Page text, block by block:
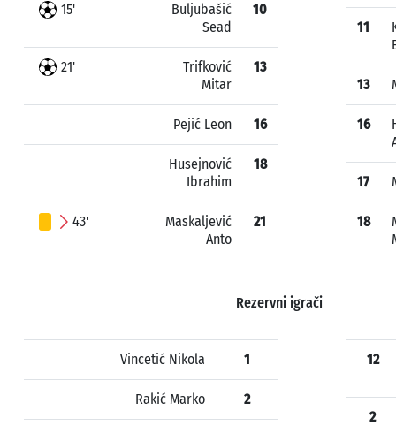
15'
Buljubašić
Sead
10
21'
Trifković
Mitar
13
Pejić Leon 16
Husejnović
Ibrahim
18
43'
Maskaljević
Anto
21
11
13
16
17
18
Rezervni igrači
Vincetić Nikola 1
Rakić Marko 2
12
2